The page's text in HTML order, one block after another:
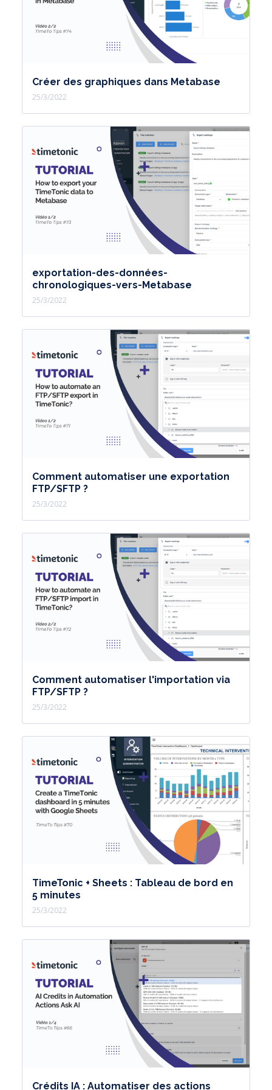
formulaire, je sélectionne le lien QR
code, et j'arrive sur mon document.
Récapitulation :
que vous liez à votre support.
vous liez à votre Lien permanent.
Vous gagnerez ainsi du temps. Et
soyez sûrs que toutes vos mises à jour
sur vos supports de diffusion n'ont
pas d'impact sur votre communication.
Créer des graphiques dans Metabase
25/3/2022
exportation-des-données-
chronologiques-vers-Metabase
25/3/2022
Comment automatiser une exportation
FTP/SFTP ?
25/3/2022
Comment automatiser l'importation via
FTP/SFTP ?
25/3/2022
TimeTonic + Sheets : Tableau de bord en
5 minutes
25/3/2022
Crédits IA : Automatiser des actions